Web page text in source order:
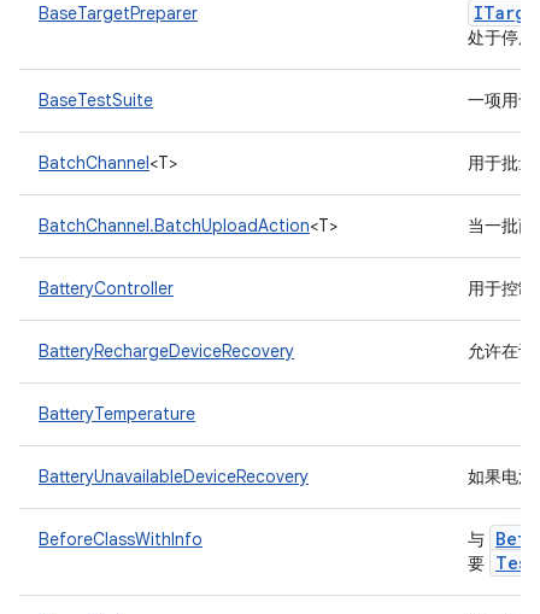
BaseTargetPreparer
处于停
BaseTestSuite 一项用
BatchChannel<T> 用于批
BatchChannel.BatchUploadAction<T> 当一批
BatteryController 用于控
BatteryRechargeDeviceRecovery 允许在
BatteryTemperature
BatteryUnavailableDeviceRecovery 如果电
BeforeClassWithInfo 与
要 Test